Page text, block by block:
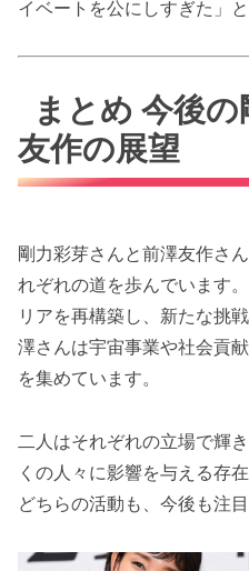
イベートを公にしすぎた」
まとめ 今後
友作の展望
剛力彩芽さんと前澤友作さ
れぞれの道を歩んでいます
リアを再構築し、新たな挑
澤さんは宇宙事業や社会貢
を集めています。
二人はそれぞれの立場で輝
くの人々に影響を与える存
どちらの活動も、今後も注